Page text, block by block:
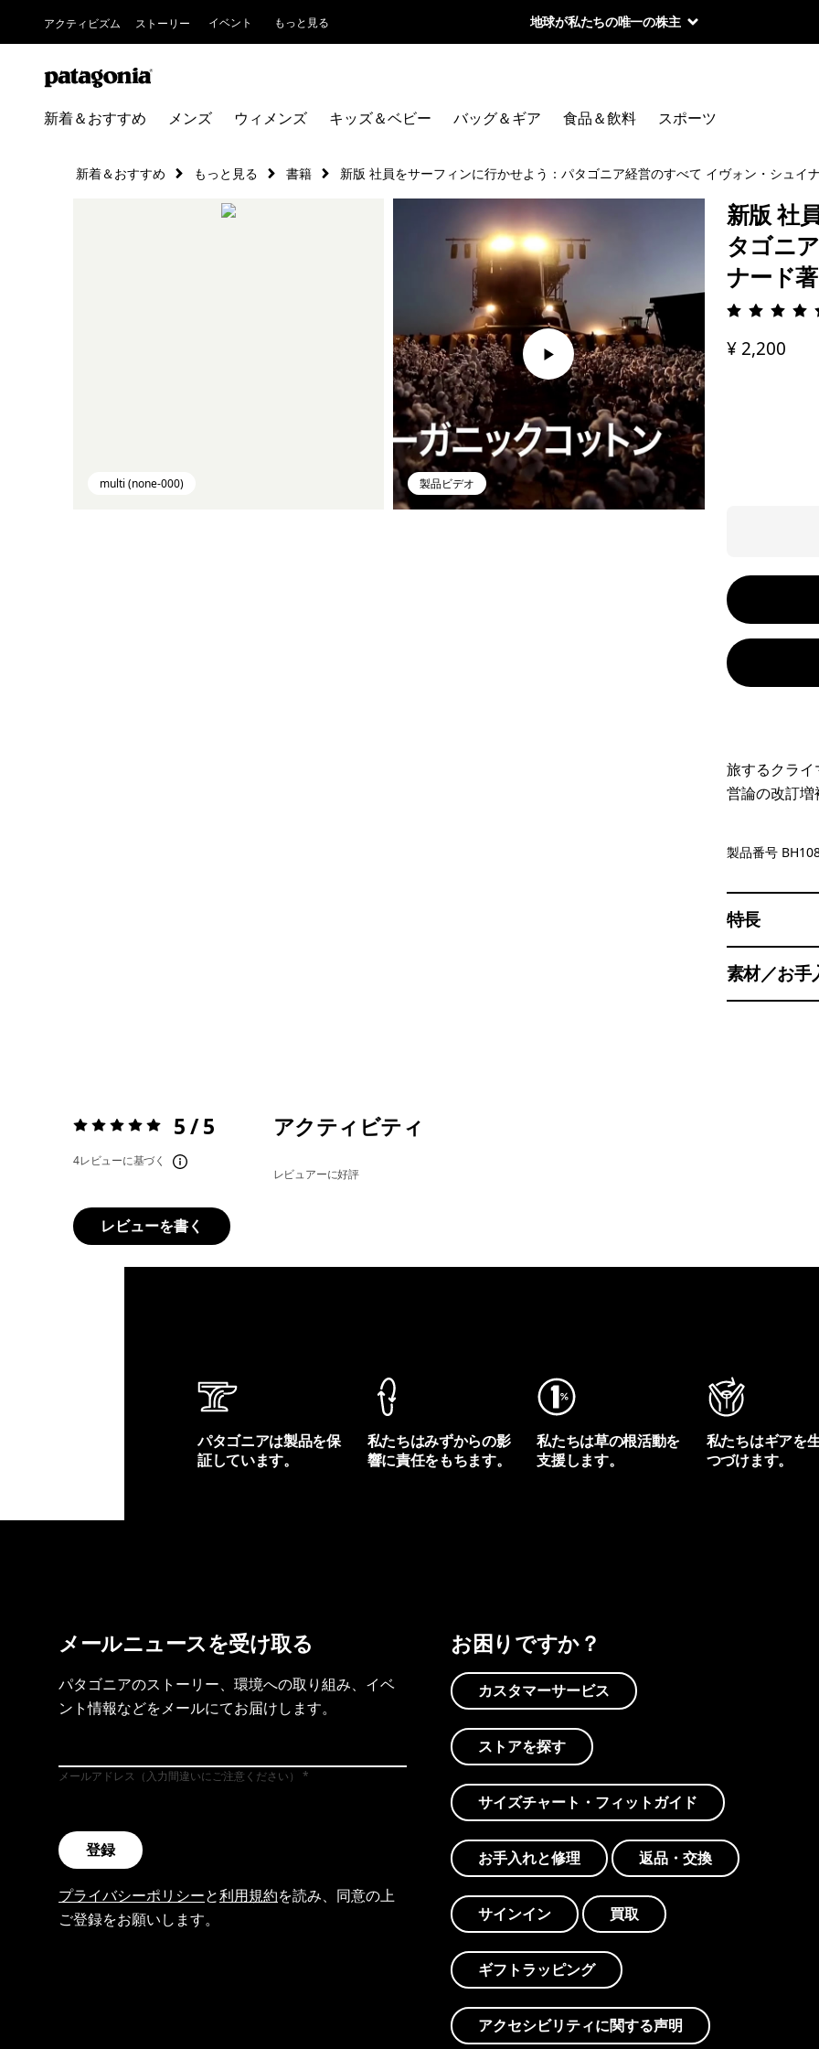
アクティビズム ストーリー イベント もっと見る 地球が私たちの唯一の株主
新着＆おすすめ メンズ ウィメンズ キッズ＆ベビー バッグ＆ギア 食品＆飲料 スポーツ
新着＆おすすめ もっと見る 書籍 新版 社員をサーフィンに行かせよう：パタゴニア経営のすべて イヴォン・シュイ
multi (none-000) 製品ビデオ
新版 社
タゴニ
ナード著
評価: 5
¥ 2,200
旅するクラ
営論の改訂増
製品番号
特長
素材／お手
評価:5 / 5 5 / 5
4レビューに基づく
アクティビティ
レビュアーに好評
レビューを書く
パタゴニアは製品を保
証しています。
私たちはみずからの影
響に責任をもちます。
私たちは草の根活動を
支援します。
私たちはギアを
つづけます。
メールニュースを受け取る
パタゴニアのストーリー、環境への取り組み、イベ
ント情報などをメールにてお届けします。
メールアドレス（入力間違いにご注意ください）
登録
プライバシーポリシーと利用規約を読み、同意の上
ご登録をお願いします。
お困りですか？
カスタマーサービス
ストアを探す
サイズチャート・フィットガイド
お手入れと修理 返品・交換
サインイン 買取
ギフトラッピング
アクセシビリティに関する声明